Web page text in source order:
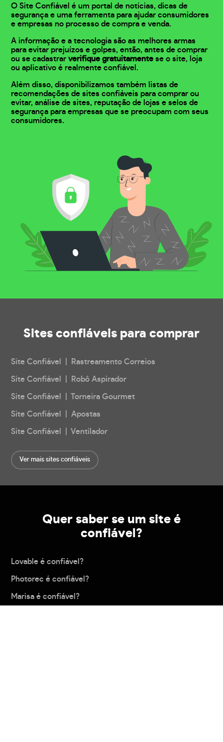
O Site Confiável é um portal de notícias, dicas de
segurança e uma ferramenta para ajudar consumidores
e empresas no processo de compra e venda.
A informação e a tecnologia são as melhores armas
para evitar prejuízos e golpes, então, antes de comprar
ou se cadastrarverifique gratuitamente se o site, loja
ou aplicativo é realmente confiável.
Além disso, disponibilizamos também listas de
recomendações de sites confiáveis para comprar ou
evitar, análise de sites, reputação de lojas e selos de
segurança para empresas que se preocupam com seus
consumidores.
Sites confiáveis para comprar
Site Confiável | Rastreamento Correios
Site Confiável | Robô Aspirador
Site Confiável | Torneira Gourmet
Site Confiável | Apostas
Site Confiável | Ventilador
Ver mais sites confiáveis
Quer saber se um site é
confiável?
Lovable é confiável?
Photorec é confiável?
Marisa é confiável?